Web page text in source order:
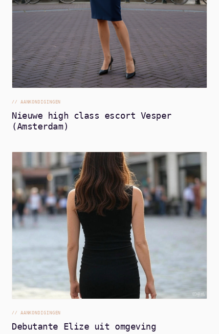
// AANKONDIGINGEN
Nieuwe high class escort Vesper
(Amsterdam)
// AANKONDIGINGEN
Debutante Elize uit omgeving